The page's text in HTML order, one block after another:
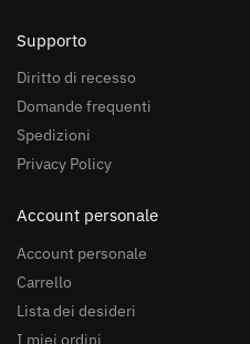
Supporto
Diritto di recesso
Domande frequenti
Spedizioni
Privacy Policy
Account personale
Account personale
Carrello
Lista dei desideri
I miei ordini